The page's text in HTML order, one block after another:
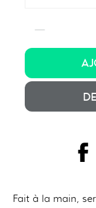
Fait à la main,